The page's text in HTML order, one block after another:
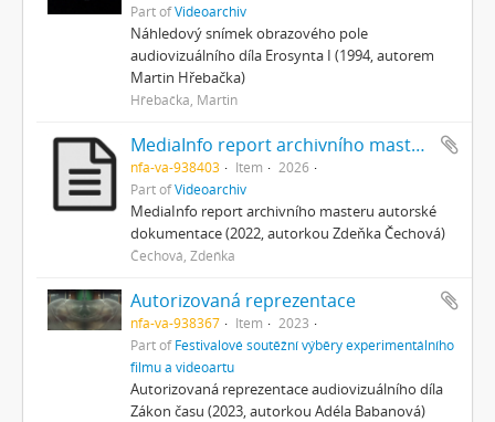
Part ofVideoarchiv
Náhledový snímek obrazového pole
audiovizuálního díla Erosynta I (1994, autorem
Martin Hřebačka)
Hřebačka, Martin
MediaInfo report archivního masteru autorské dokumentace
nfa-va-938403 Item
2026
Part ofVideoarchiv
MediaInfo report archivního masteru autorské
dokumentace (2022, autorkou Zdeňka Čechová)
Čechová, Zdeňka
Autorizovaná reprezentace
nfa-va-938367 Item
2023
Part ofFestivalové soutěžní výběry experimentálního
filmu a videoartu
Autorizovaná reprezentace audiovizuálního díla
Zákon času (2023, autorkou Adéla Babanová)